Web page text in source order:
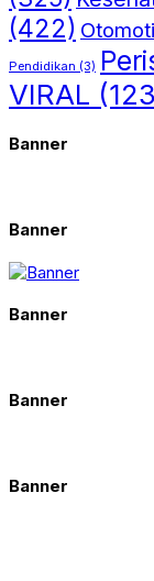
(422)
Pendidikan (3)
VIRAL
Banner
Banner
Banner
Banner
Banner